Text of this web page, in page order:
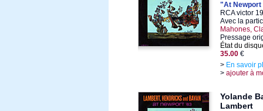
"At Newport
RCA victor
Avec la
Mahones,
Pressage
État du
35.00 €
> En savoir
> ajouter à
Yolande
Lambert